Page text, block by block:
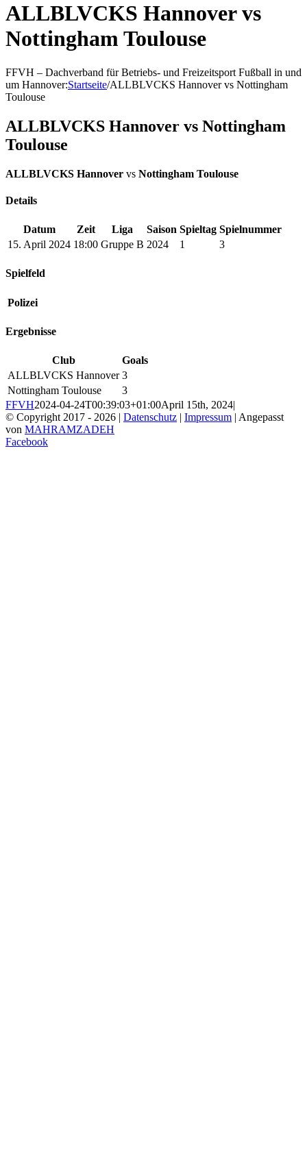
ALLBLVCKS Hannover vs
Nottingham Toulouse
FFVH – Dachverband für Betriebs- und Freizeitsport Fußball in und
um Hannover:Startseite/ALLBLVCKS Hannover vs Nottingham
Toulouse
ALLBLVCKS Hannover vs Nottingham
Toulouse
ALLBLVCKS Hannover vs Nottingham Toulouse
Details
Datum Zeit Liga Saison Spieltag Spielnummer
15. April 2024 18:00 Gruppe B 2024 1 3
Spielfeld
Polizei
Ergebnisse
Club
Goals
ALLBLVCKS Hannover 3
Nottingham Toulouse
3
FFVH2024-04-24T00:39:03+01:00April 15th, 2024|
© Copyright 2017 - 2026 | Datenschutz | Impressum | Angepasst
von MAHRAMZADEH
Facebook